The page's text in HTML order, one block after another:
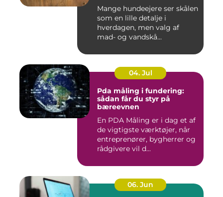
Mange hundeejere ser skålen
som en lille detalje i
hverdagen, men valg af
mad- og vandskå...
04. Jul
Pda måling i fundering:
sådan får du styr på
bæreevnen
En PDA Måling er i dag et af
de vigtigste værktøjer, når
entreprenører, bygherrer og
rådgivere vil d...
06. Jun